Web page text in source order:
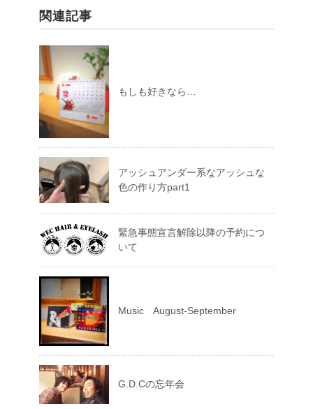
関連記事
もしも好きなら…
アッシュアンダー系なアッシュな
色の作り方part1
緊急事態宣言解除以降の予約につ
いて
Music August-September
G.D.Cの忘年会